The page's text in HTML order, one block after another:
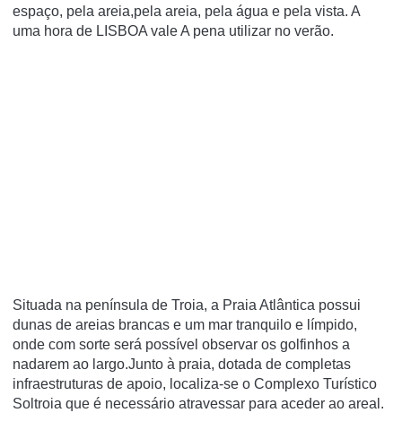
espaço, pela areia,pela areia, pela água e pela vista. A
uma hora de LISBOA vale A pena utilizar no verão.
Situada na península de Troia, a Praia Atlântica possui
dunas de areias brancas e um mar tranquilo e límpido,
onde com sorte será possível observar os golfinhos a
nadarem ao largo.Junto à praia, dotada de completas
infraestruturas de apoio, localiza-se o Complexo Turístico
Soltroia que é necessário atravessar para aceder ao areal.